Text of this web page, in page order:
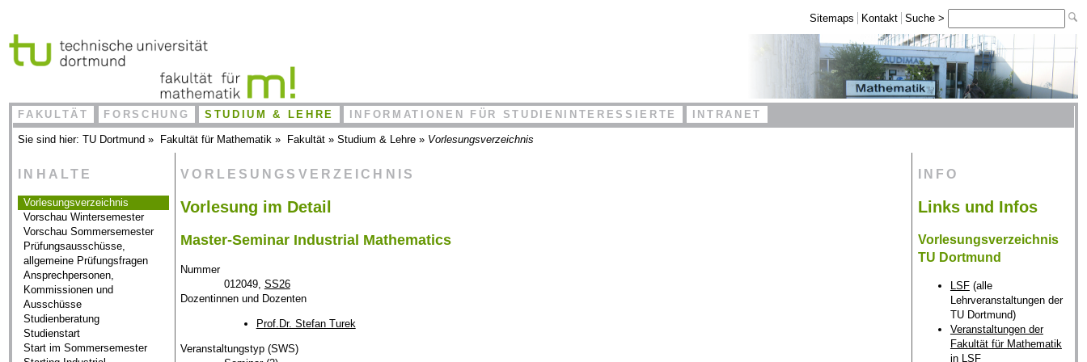
Sitemaps Kontakt Suche >
FAKULTÄT FORSCHUNG STUDIUM & LEHRE INFORMATIONEN FÜR STUDIENINTERESSIERTE INTRANET
Sie sind hier:TU Dortmund » Fakultät für Mathematik » Fakultät »Studium & Lehre » Vorlesungsverzeichnis
INHALTE
Vorlesungsverzeichnis
Vorschau Wintersemester
Vorschau Sommersemester
Prüfungsausschüsse,
allgemeine Prüfungsfragen
Ansprechpersonen,
Kommissionen und
Ausschüsse
Studienberatung
Studienstart
Start im Sommersemester
VORLESUNGSVERZEICHNIS
Vorlesung im Detail
Master-Seminar Industrial Mathematics
Nummer
012049, SS26
Dozentinnen und Dozenten
Prof.Dr. Stefan Turek
Veranstaltungstyp (SWS)
INFO
Links und Infos
Vorlesungsverzeichnis
TU Dortmund
LSF(alle
Lehrveranstaltungen der
TU Dortmund)
Veranstaltungen der
Fakultät für Mathematik
in LSF